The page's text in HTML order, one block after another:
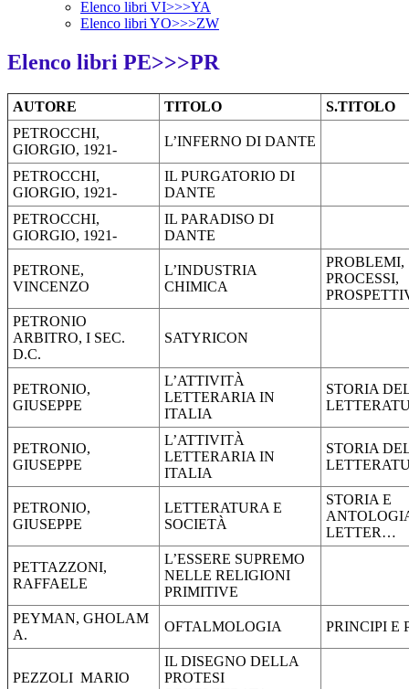
Elenco libri VI>>>YA
Elenco libri YO>>>ZW
Elenco libri PE>>>PR
AUTORE TITOLO
S.TITOLO
PETROCCHI,
GIORGIO, 1921-
L’INFERNO DI DANTE
PETROCCHI,
GIORGIO, 1921-
IL PURGATORIO DI
DANTE
PETROCCHI,
GIORGIO, 1921-
IL PARADISO DI
DANTE
PETRONE,
VINCENZO
L’INDUSTRIA
CHIMICA
PROBLEMI,
PROCESSI,
PETRONIO
ARBITRO, I SEC.
D.C.
SATYRICON
PETRONIO,
GIUSEPPE
L’ATTIVITÀ
LETTERARIA IN
ITALIA
STORIA
PETRONIO,
GIUSEPPE
L’ATTIVITÀ
LETTERARIA IN
ITALIA
STORIA
PETRONIO,
GIUSEPPE
LETTERATURA E
SOCIETÀ
STORIA E
LETTER…
PETTAZZONI,
RAFFAELE
L’ESSERE SUPREMO
NELLE RELIGIONI
PRIMITIVE
PEYMAN, GHOLAM
A.
OFTALMOLOGIA PRINCIPI E
PEZZOLI MARIO
IL DISEGNO DELLA
PROTESI